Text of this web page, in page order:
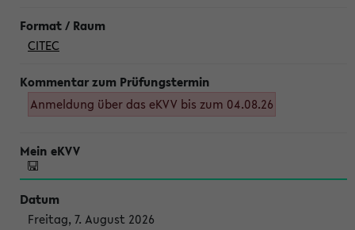
CITEC
Anmeldung über das eKVV bis zum 04.08.26
Freitag, 7. August 2026